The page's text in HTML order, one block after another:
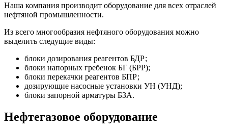
Наша компания производит оборудование для всех отраслей
нефтяной промышленности.
Из всего многообразия нефтяного оборудования можно
выделить следущие виды:
блоки дозирования реагентов БДР;
блоки напорных гребенок БГ (БРР);
блоки перекачки реагентов БПР;
дозирующие насосные установки УН (УНД);
блоки запорной арматуры БЗА.
Нефтегазовое оборудование